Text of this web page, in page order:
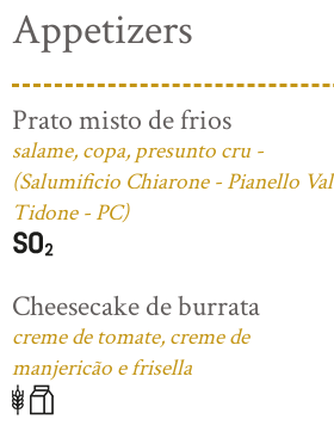
Appetizers
Prato misto de frios
salame, copa, presunto cru -
(Salumificio Chiarone - Pianello Val
Tidone - PC)
Cheesecake de burrata
creme de tomate, creme de
manjericão e frisella